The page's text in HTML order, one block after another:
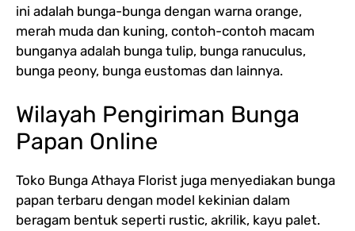
ini adalah bunga-bunga dengan warna orange,
merah muda dan kuning, contoh-contoh macam
bunganya adalah bunga tulip, bunga ranuculus,
bunga peony, bunga eustomas dan lainnya.
Wilayah Pengiriman Bunga
Papan Online
Toko Bunga Athaya Florist juga menyediakan bunga
papan terbaru dengan model kekinian dalam
beragam bentuk seperti rustic, akrilik, kayu palet.